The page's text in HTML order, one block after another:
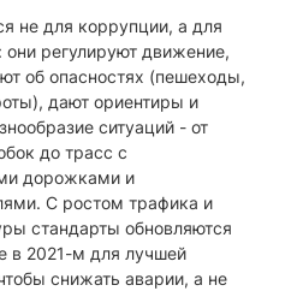
не для коррупции, а для
они регулируют движение,
об опасностях (пешеходы,
дают ориентиры и
ситуаций - от
до трасс с
дорожками и
С ростом трафика и
стандарты обновляются
в 2021-м для лучшей
снижать аварии, а не